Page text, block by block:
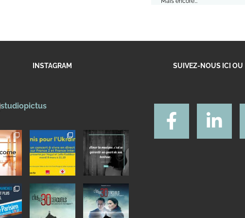
INSTAGRAM
studiopictus
SUIVEZ-NOUS ICI OU